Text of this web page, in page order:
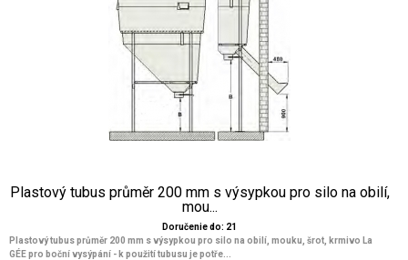
Plastový tubus průměr 200 mm s výsypkou pro silo na obilí,
mou...
Doručenie do: 21
Plastový tubus průměr 200 mm s výsypkou pro silo na obilí, mouku, šrot, krmivo La
GÉE pro boční vysýpání - k použití tubusu je potře...